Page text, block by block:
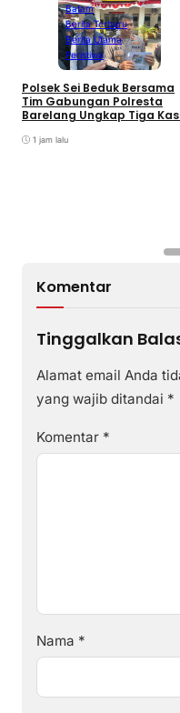
Batam
Berita Terbaru
Berita Utama
Peristiwa
Polsek Sei Beduk Bersama
Tim Gabungan Polresta
Barelang Ungkap Tiga
1 jam lalu
Komentar
Tinggalkan
Alamat email Anda
yang wajib ditandai *
Komentar *
Nama *